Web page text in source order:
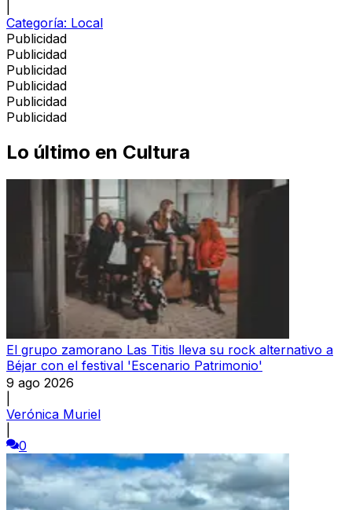
Categoría: Local
Publicidad
Publicidad
Publicidad
Publicidad
Publicidad
Publicidad
Lo último en Cultura
El grupo zamorano Las Titis lleva su rock alternativo a
Béjar con el festival 'Escenario Patrimonio'
9 ago 2026
Verónica Muriel
0